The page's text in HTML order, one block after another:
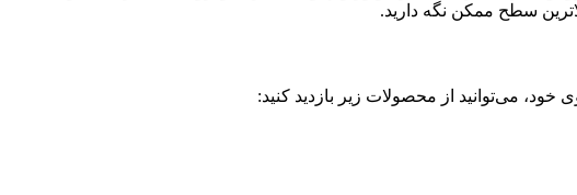
سطح ممکن نگه دارید.
خود، می‌توانید از محصولات زیر بازدید کنید: